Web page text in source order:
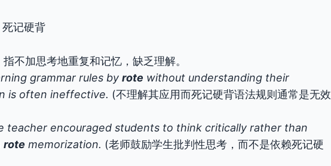
记硬背
不加思考地重复和记忆，缺乏理解。
grammar rules by rote without understanding their
is often ineffective. (不理解其应用而死记硬背语法规则通常是无效
teacher encouraged students to think critically rather than
rote memorization. (老师鼓励学生批判性思考，而不是依赖死记硬